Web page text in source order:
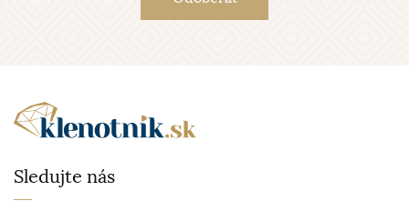
Sledujte nás